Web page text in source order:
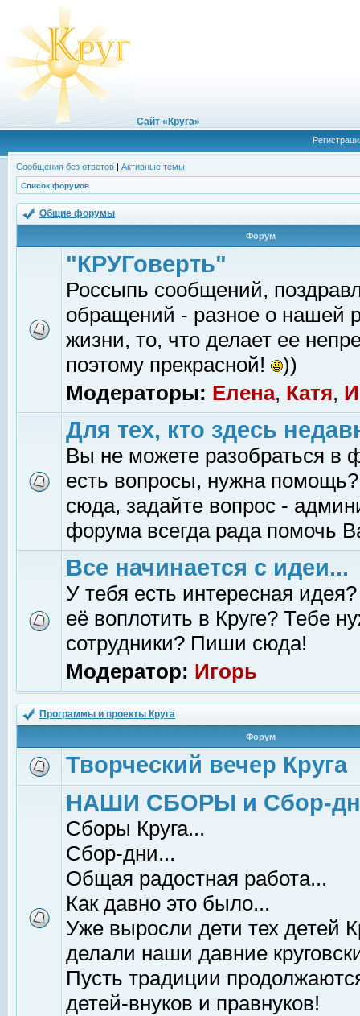
Сайт «Круга»
Сообщения без ответов | Активные темы
Список форумов
Общие форумы
Форум
"КРУГоверть"
Россыпь сообщений,
обращений - разное о нашей
жизни, то, что делает ее
поэтому прекрасной!
))
Модераторы: Елена, Катя,
Для тех, кто здесь
Вы не можете разобраться в
есть вопросы, нужна помощь?
сюда, задайте вопрос -
форума всегда рада помочь
Все начинается с идеи...
У тебя есть интересная
её воплотить в Круге? Тебе
сотрудники? Пиши сюда!
Модератор: Игорь
Программы и проекты Круга
Форум
Творческий вечер Круга
НАШИ СБОРЫ и Сбор-
Сборы Круга...
Сбор-дни...
Общая радостная работа...
Как давно это было...
Уже выросли дети тех детей
делали наши давние
Пусть традиции
детей-внуков и правнуков!